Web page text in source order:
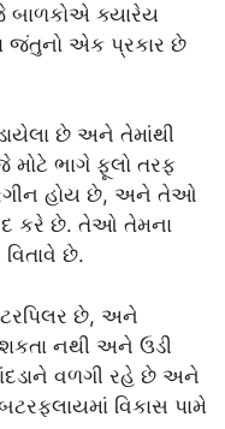
ક્યારેય
જંતુનો એક પ્રકાર છે
છે અને તેમાંથી
ભાગે ફૂલો તરફ
રંગીન હોય છે, અને તેઓ
કરે છે. તેઓ તેમના
છે.
છે, અને
નથી અને ઉડી
વળગી રહે છે અને
વિકાસ પામે